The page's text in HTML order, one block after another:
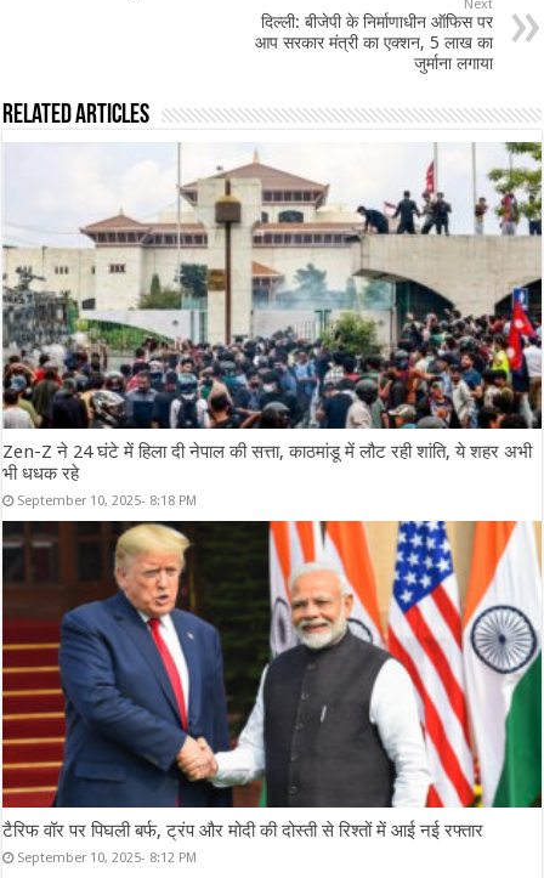
Next
दिल्ली: बीजेपी के निर्माणाधीन ऑफिस पर
आप सरकार मंत्री का एक्शन, 5 लाख का
जुर्माना लगाया
Related Articles
Zen-Z ने 24 घंटे में हिला दी नेपाल की सत्ता, काठमांडू में लौट रही शांति, ये शहर अभी
भी धधक रहे
September 10, 2025- 8:18 PM
टैरिफ वॉर पर पिघली बर्फ, ट्रंप और मोदी की दोस्ती से रिश्तों में आई नई रफ्तार
September 10, 2025- 8:12 PM